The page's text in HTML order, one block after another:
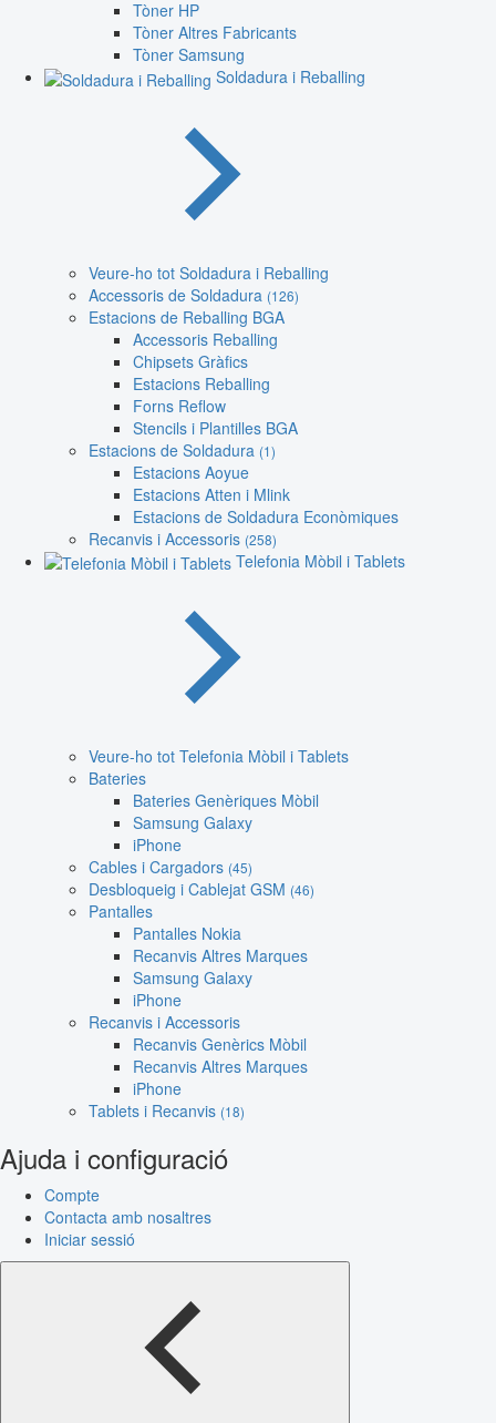
Tòner HP
Tòner Altres Fabricants
Tòner Samsung
Soldadura i Reballing
Veure-ho tot Soldadura i Reballing
Accessoris de Soldadura (126)
Estacions de Reballing BGA
Accessoris Reballing
Chipsets Gràfics
Estacions Reballing
Forns Reflow
Stencils i Plantilles BGA
Estacions de Soldadura (1)
Estacions Aoyue
Estacions Atten i Mlink
Estacions de Soldadura Econòmiques
Recanvis i Accessoris (258)
Telefonia Mòbil i Tablets
Veure-ho tot Telefonia Mòbil i Tablets
Bateries
Bateries Genèriques Mòbil
Samsung Galaxy
iPhone
Cables i Cargadors (45)
Desbloqueig i Cablejat GSM (46)
Pantalles
Pantalles Nokia
Recanvis Altres Marques
Samsung Galaxy
iPhone
Recanvis i Accessoris
Recanvis Genèrics Mòbil
Recanvis Altres Marques
iPhone
Tablets i Recanvis (18)
Ajuda i configuració
Compte
Contacta amb nosaltres
Iniciar sessió